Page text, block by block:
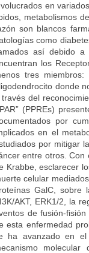
en
metabolismos
son blancos
como
así debido
los
tres miembros:
donde
del
(PPREs)
por
en el
por mitigar
entre otros. Con
Krabbe, esclarecer
celular
GalC, sobre
AKT, ERK1/2, la
de fusión-
esta enfermedad
ha avanzado en el